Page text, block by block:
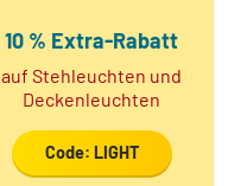
10 % Extra-Rabatt
auf Stehleuchten und
Deckenleuchten
Code: LIGHT